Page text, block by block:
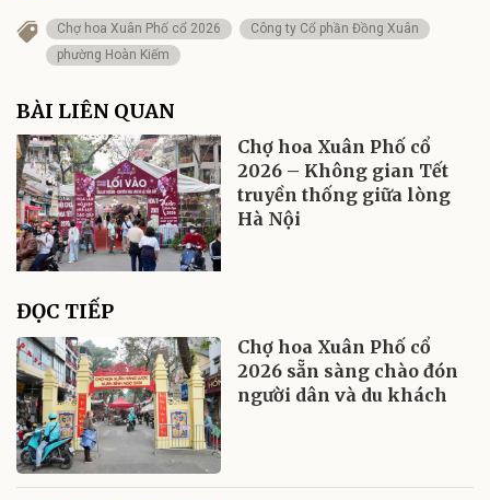
Chợ hoa Xuân Phố cổ 2026
Công ty Cổ phần Đồng Xuân
phường Hoàn Kiếm
BÀI LIÊN QUAN
Chợ hoa Xuân Phố cổ
2026 – Không gian Tết
truyền thống giữa lòng
Hà Nội
ĐỌC TIẾP
Chợ hoa Xuân Phố cổ
2026 sẵn sàng chào đón
người dân và du khách